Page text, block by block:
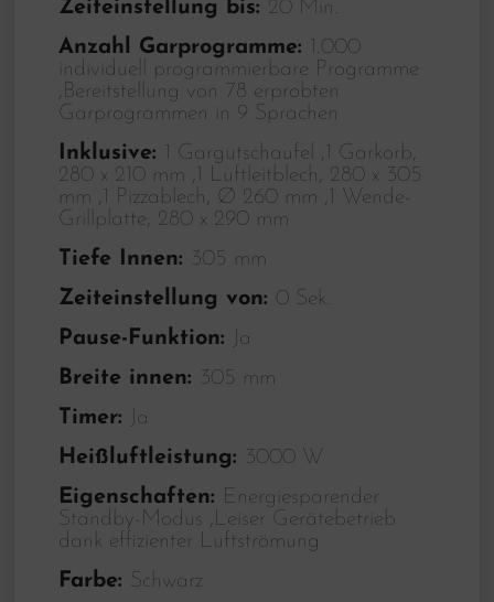
Zeiteinstellung bis: 20 Min.
Anzahl Garprogramme: 1.000
individuell programmierbare Programme
,Bereitstellung von 78 erprobten
Garprogrammen in 9 Sprachen
Inklusive: 1 Gargutschaufel ,1 Garkorb,
280 x 210 mm ,1 Luftleitblech, 280 x 305
mm ,1 Pizzablech, Ø 260 mm ,1 Wende-
Grillplatte, 280 x 290 mm
Tiefe Innen: 305 mm
Zeiteinstellung von: 0 Sek.
Pause-Funktion:
Ja
Breite innen: 305 mm
Timer:
Ja
Heißluftleistung: 3000 W
Eigenschaften: Energiesparender
Standby-Modus ,Leiser Gerätebetrieb
dank effizienter Luftströmung
Farbe: Schwarz